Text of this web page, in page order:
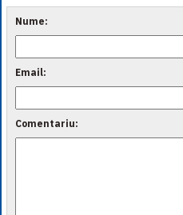
Nume:
Email:
Comentariu: